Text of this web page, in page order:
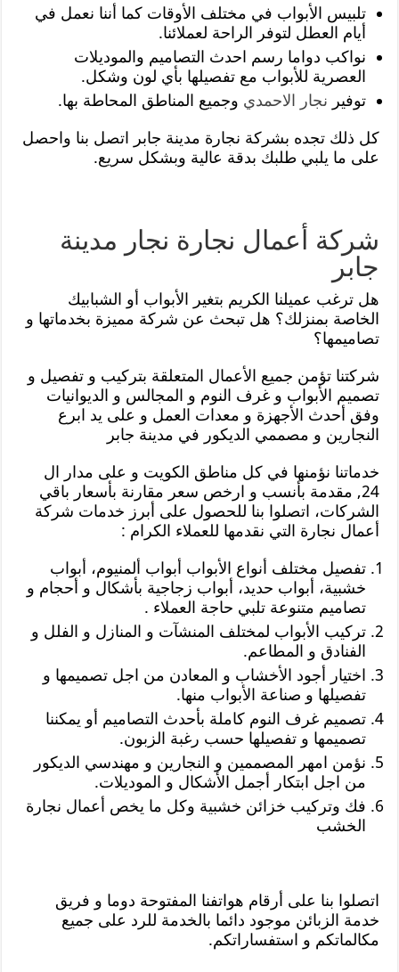
تلبيس الأبواب في مختلف الأوقات كما أننا نعمل في
أيام العطل لتوفر الراحة لعملائنا.
نواكب دواما رسم احدث التصاميم والموديلات
العصرية للأبواب مع تفصيلها بأي لون وشكل.
توفير نجار الاحمدي وجميع المناطق المحاطة بها.
كل ذلك تجده بشركة نجارة مدينة جابر اتصل بنا واحصل
على ما يلبي طلبك بدقة عالية وبشكل سريع.
شركة أعمال نجارة نجار مدينة
جابر
هل ترغب عميلنا الكريم بتغير الأبواب أو الشبابيك
الخاصة بمنزلك؟ هل تبحث عن شركة مميزة بخدماتها و
تصاميمها؟
شركتنا تؤمن جميع الأعمال المتعلقة بتركيب و تفصيل و
تصميم الأبواب و غرف النوم و المجالس و الديوانيات
وفق أحدث الأجهزة و معدات العمل و على يد ابرع
النجارين و مصممي الديكور في مدينة جابر
خدماتنا نؤمنها في كل مناطق الكويت و على مدار ال
24, مقدمة بأنسب و ارخص سعر مقارنة بأسعار باقي
الشركات، اتصلوا بنا للحصول على أبرز خدمات شركة
أعمال نجارة التي نقدمها للعملاء الكرام :
تفصيل مختلف أنواع الأبواب أبواب ألمنيوم، أبواب
خشبية، أبواب حديد، أبواب زجاجية بأشكال و أحجام و
تصاميم متنوعة تلبي حاجة العملاء .
تركيب الأبواب لمختلف المنشآت و المنازل و الفلل و
الفنادق و المطاعم.
اختيار أجود الأخشاب و المعادن من اجل تصميمها و
تفصيلها و صناعة الأبواب منها.
تصميم غرف النوم كاملة بأحدث التصاميم أو يمكننا
تصميمها و تفصيلها حسب رغبة الزبون.
نؤمن امهر المصممين و النجارين و مهندسي الديكور
من اجل ابتكار أجمل الأشكال و الموديلات.
فك وتركيب خزائن خشبية وكل ما يخص أعمال نجارة
الخشب
اتصلوا بنا على أرقام هواتفنا المفتوحة دوما و فريق
خدمة الزبائن موجود دائما بالخدمة للرد على جميع
مكالماتكم و استفساراتكم.